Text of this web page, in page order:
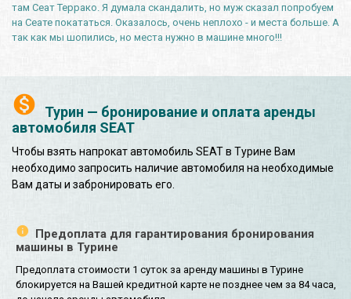
Турин — бронирование и оплата аренды
автомобиля SEAT
Чтобы взять напрокат автомобиль SEAT в Турине Вам
необходимо запросить наличие автомобиля на необходимые
Вам даты и забронировать его.
Предоплата для гарантирования бронирования
машины в Турине
Предоплата стоимости 1 суток за аренду машины в Турине
блокируется на Вашей кредитной карте не позднее чем за 84 часа,
там Сеат Террако. Я думала скандалить, но муж сказал попробуем
на Сеате покататься. Оказалось, очень неплохо - и места больше. А
так как мы шопились, но места нужно в машине много!!!